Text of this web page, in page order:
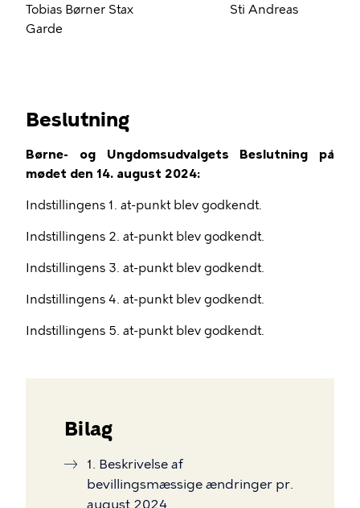
Tobias Børner Stax Sti Andreas
Garde
Beslutning
Børne- og Ungdomsudvalgets Beslutning på
mødet den 14. august 2024:
Indstillingens 1. at-punkt blev godkendt.
Indstillingens 2. at-punkt blev godkendt.
Indstillingens 3. at-punkt blev godkendt.
Indstillingens 4. at-punkt blev godkendt.
Indstillingens 5. at-punkt blev godkendt.
Bilag
1. Beskrivelse af
bevillingsmæssige ændringer pr.
august 2024